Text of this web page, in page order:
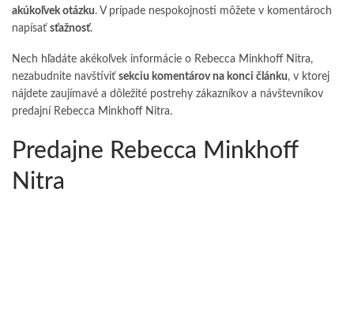
akúkoľvek otázku. V prípade nespokojnosti môžete v komentároch
napísať sťažnosť.
Nech hľadáte akékoľvek informácie o Rebecca Minkhoff Nitra,
nezabudnite navštíviť sekciu komentárov na konci článku, v ktorej
nájdete zaujímavé a dôležité postrehy zákazníkov a návštevníkov
predajní Rebecca Minkhoff Nitra.
Predajne Rebecca Minkhoff
Nitra